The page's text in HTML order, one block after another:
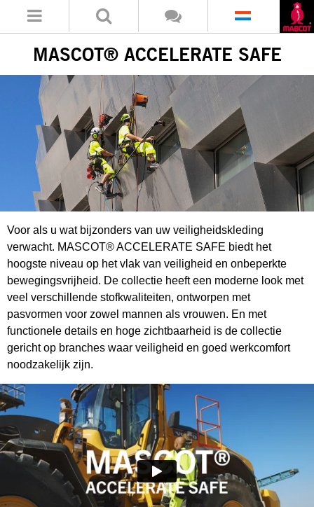
MASCOT® ACCELERATE SAFE
Voor als u wat bijzonders van uw veiligheidskleding
verwacht. MASCOT® ACCELERATE SAFE biedt het
hoogste niveau op het vlak van veiligheid en onbeperkte
bewegingsvrijheid. De collectie heeft een moderne look met
veel verschillende stofkwaliteiten, ontworpen met
pasvormen voor zowel mannen als vrouwen. En met
functionele details en hoge zichtbaarheid is de collectie
gericht op branches waar veiligheid en goed werkcomfort
noodzakelijk zijn.